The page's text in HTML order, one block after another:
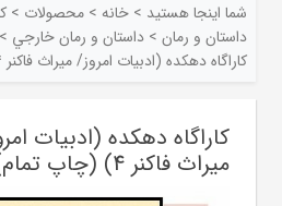
شما اینجا هستید > خانه > محصولات >
داستان و رمان > داستان و رمان خارجي >
کاراگاه دهکده (ادبیات امروز/ میراث فاکنر 4) (چاپ تمام)
کاراگاه دهکده (ادبیات
میراث فاکنر 4) (چاپ تمام)